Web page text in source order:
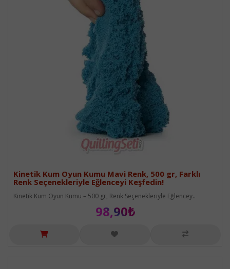
Kinetik Kum Oyun Kumu Mavi Renk, 500 gr, Farklı
Renk Seçenekleriyle Eğlenceyi Keşfedin!
Kinetik Kum Oyun Kumu – 500 gr, Renk Seçenekleriyle Eğlencey..
98,90₺